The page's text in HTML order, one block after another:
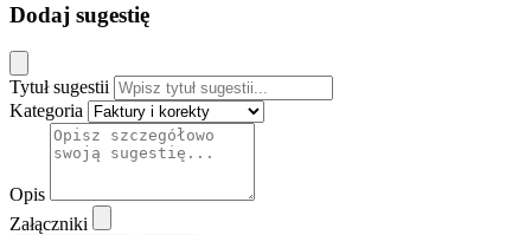
Dodaj sugestię
Tytuł sugestii
Kategoria
Opis
Załączniki